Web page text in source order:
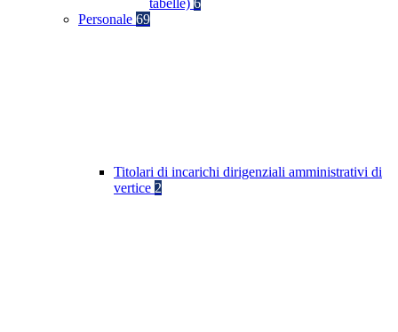
tabelle) 6
Personale 69
Titolari di incarichi dirigenziali amministrativi di
vertice 2